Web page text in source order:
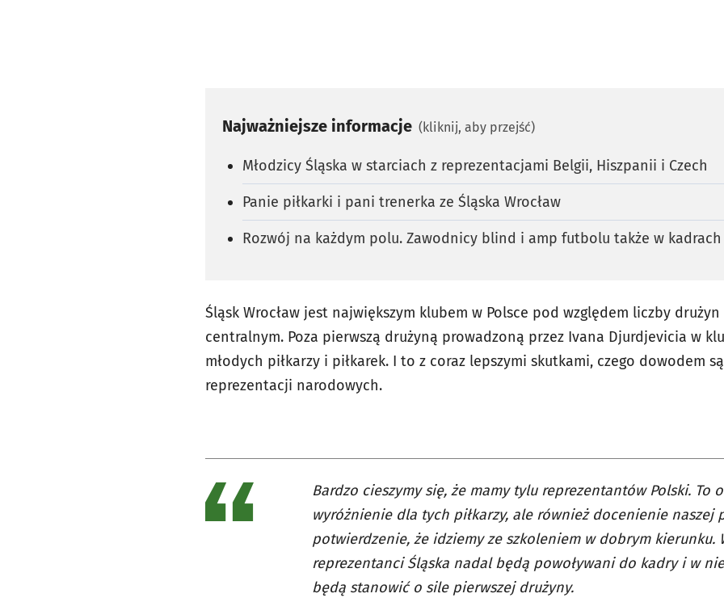
Najważniejsze informacje (kliknij, aby przejść)
Młodzicy Śląska w starciach z reprezentacjami Belgii, Hiszpanii i Czech
Panie piłkarki i pani trenerka ze Śląska Wrocław
Rozwój na każdym polu. Zawodnicy blind i amp futbolu także w
Śląsk Wrocław jest największym klubem w Polsce pod względem liczby
centralnym. Poza pierwszą drużyną prowadzoną przez Ivana Djurdjevicia w
młodych piłkarzy i piłkarek. I to z coraz lepszymi skutkami, czego dowodem
reprezentacji narodowych.
Bardzo cieszymy się, że mamy tylu reprezentantów Polski. To
wyróżnienie dla tych piłkarzy, ale również docenienie naszej
potwierdzenie, że idziemy ze szkoleniem w dobrym kierunku.
reprezentanci Śląska nadal będą powoływani do kadry i w
będą stanowić o sile pierwszej drużyny.